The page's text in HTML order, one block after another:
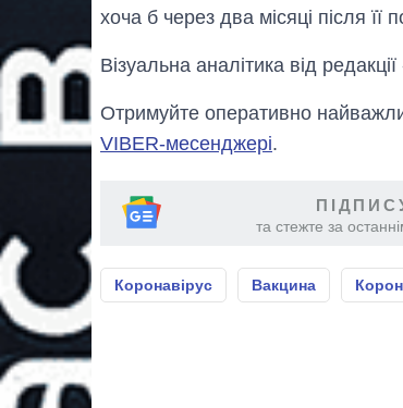
хоча б через два місяці після її
Візуальна аналітика від
Отримуйте оперативно
VIBER-месенджері.
та стежте за
Коронавірус Вакцина